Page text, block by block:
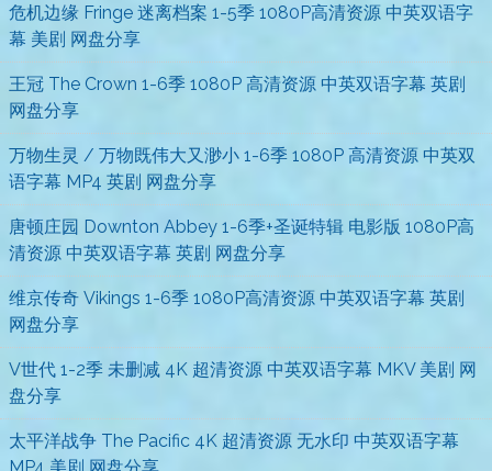
危机边缘 Fringe 迷离档案 1-5季 1080P高清资源 中英双语字
幕 美剧 网盘分享
王冠 The Crown 1-6季 1080P 高清资源 中英双语字幕 英剧
网盘分享
万物生灵 / 万物既伟大又渺小 1-6季 1080P 高清资源 中英双
语字幕 MP4 英剧 网盘分享
唐顿庄园 Downton Abbey 1-6季+圣诞特辑 电影版 1080P高
清资源 中英双语字幕 英剧 网盘分享
维京传奇 Vikings 1-6季 1080P高清资源 中英双语字幕 英剧
网盘分享
V世代 1-2季 未删减 4K 超清资源 中英双语字幕 MKV 美剧 网
盘分享
太平洋战争 The Pacific 4K 超清资源 无水印 中英双语字幕
MP4 美剧 网盘分享